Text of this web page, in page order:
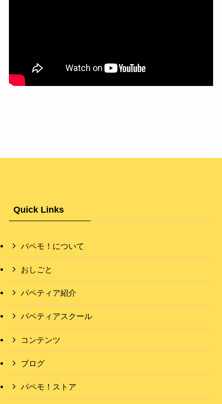
Quick Links
パペモ！について
おしごと
パペティア紹介
パペティアスクール
コンテンツ
ブログ
パペモ！ストア